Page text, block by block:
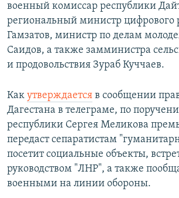
военный комиссар республики
региональный министр
Гамзатов, министр по делам
Саидов, а также замминистра
и продовольствия Зураб Куччаев.
Как утверждается в сообщении
Дагестана в телеграме, по
республики Сергея Меликова
передаст сепаратистам
посетит социальные объекты,
руководством "ЛНР", а также
военными на линии обороны.